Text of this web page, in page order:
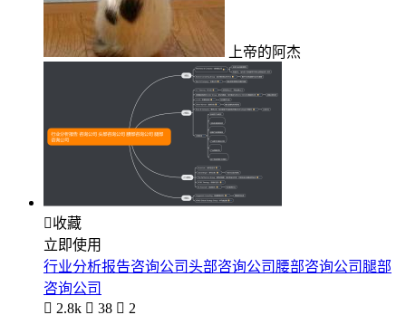
上帝的阿杰
收藏
立即使用
行业分析报告咨询公司头部咨询公司腰部咨询公司腿部
咨询公司
 2.8k  38  2